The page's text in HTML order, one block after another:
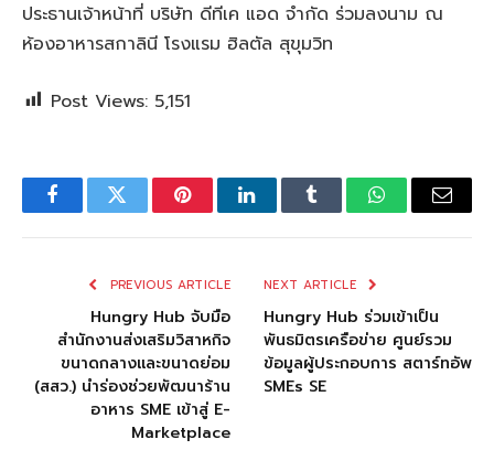
ประธานเจ้าหน้าที่ บริษัท ดีทีเค แอด จำกัด ร่วมลงนาม ณ
ห้องอาหารสกาลินี โรงแรม ฮิลตัล สุขุมวิท
Post Views: 5,151
FacebookTwitter PinterestLinkedInTumblr WhatsAppEmail
PREVIOUS ARTICLE
Hungry Hub จับมือ
สำนักงานส่งเสริมวิสาหกิจ
ขนาดกลางและขนาดย่อม
(สสว.) นำร่องช่วยพัฒนาร้าน
อาหาร SME เข้าสู่ E-
Marketplace
NEXT ARTICLE
Hungry Hub ร่วมเข้าเป็น
พันธมิตรเครือข่าย ศูนย์รวม
ข้อมูลผู้ประกอบการ สตาร์ทอัพ
SMEs SE